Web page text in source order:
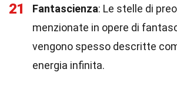
21 Fantascienza: Le stelle di
menzionate in opere di
vengono spesso descritte
energia infinita.